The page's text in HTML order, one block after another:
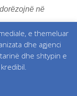
në
e themeluar
dhe agjenci
dhe shtypin e